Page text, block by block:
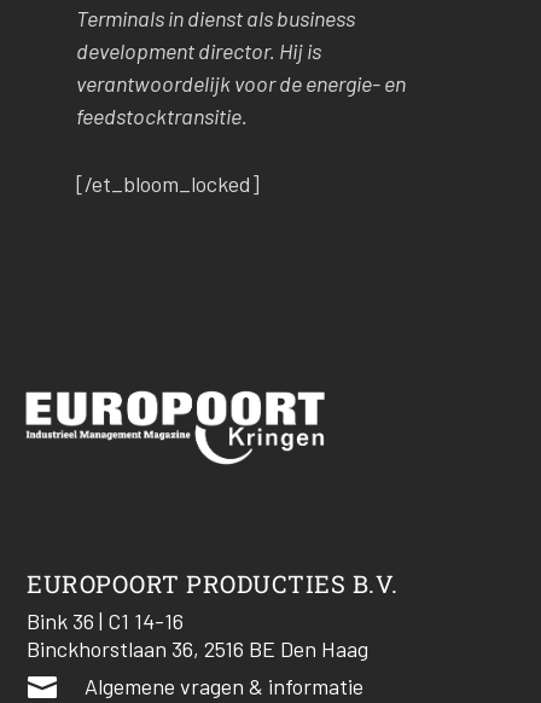
Terminals in dienst als business
development director. Hij is
verantwoordelijk voor de energie- en
feedstocktransitie.
[/et_bloom_locked]
EUROPOORT PRODUCTIES B.V.
Bink 36 | C1 14-16
Binckhorstlaan 36, 2516 BE Den Haag
 Algemene vragen & informatie